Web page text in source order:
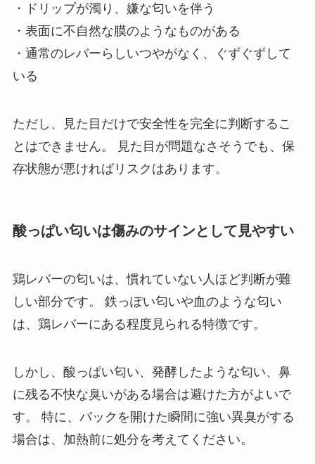
・ドリップが濁り、嫌な匂いを伴う
・表面に不自然な膜のようなものがある
・通常のレバーらしいつやがなく、ぐずぐずして
いる
ただし、見た目だけで安全性を完全に判断するこ
とはできません。 見た目が問題なさそうでも、保
存状態が悪ければリスクはあります。
酸っぱい匂いは傷みのサインとして見やすい
鶏レバーの匂いは、慣れていない人ほど判断が難
しい部分です。 鉄っぽい匂いや血のような匂い
は、鶏レバーにある程度見られる特徴です。
しかし、酸っぱい匂い、発酵したような匂い、鼻
に残る不快な臭いがある場合は避けた方がよいで
す。 特に、パックを開けた瞬間に強い異臭がする
場合は、加熱前に処分を考えてください。